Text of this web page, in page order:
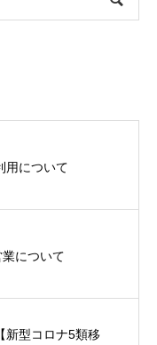
用について
業について
新型コロナ5類移